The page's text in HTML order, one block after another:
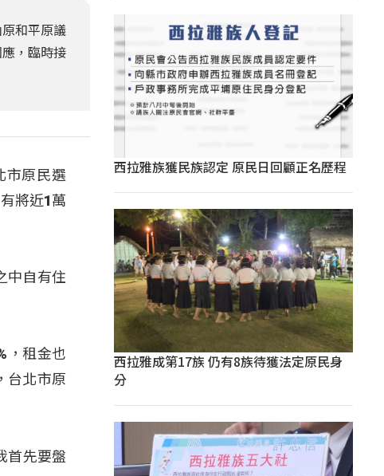
和平原議
，臨時接
市原民選
將近1萬
中自有住
，租金也
台北市原
首先要盤
西拉雅族獲民族認定 原民日回顧正名歷程
西拉雅成第17族 仍有8族待獲法定原民身
分